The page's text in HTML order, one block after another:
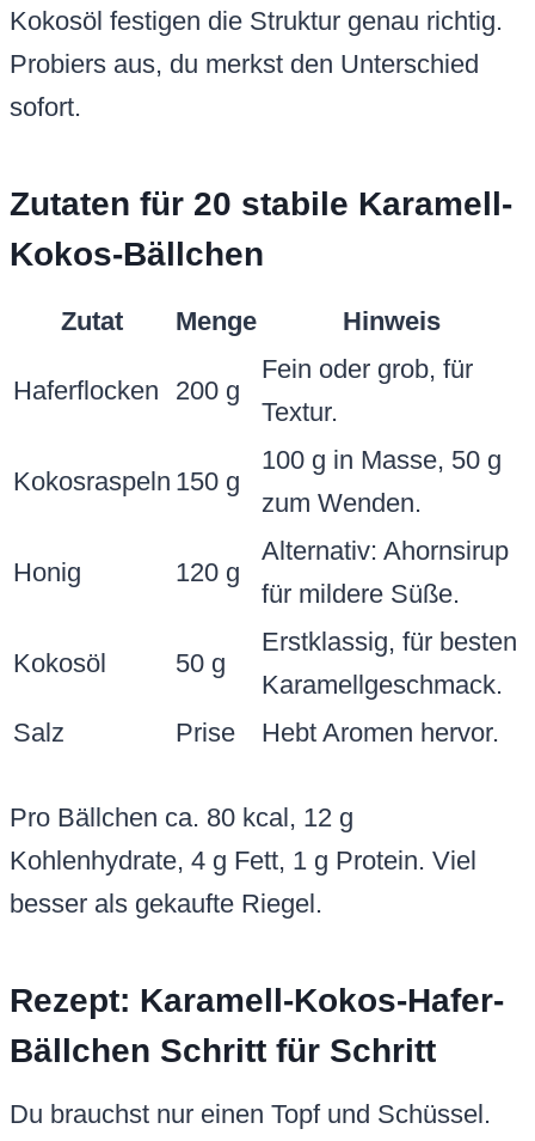
Kokosöl festigen die Struktur genau richtig.
Probiers aus, du merkst den Unterschied
sofort.
Zutaten für 20 stabile Karamell-
Kokos-Bällchen
Zutat Menge Hinweis
Haferflocken 200 g
Fein oder grob, für
Textur.
Kokosraspeln 150 g
100 g in Masse, 50 g
zum Wenden.
Honig 120 g
Alternativ: Ahornsirup
für mildere Süße.
Kokosöl 50 g
Erstklassig, für besten
Karamellgeschmack.
Salz
Prise Hebt Aromen hervor.
Pro Bällchen ca. 80 kcal, 12 g
Kohlenhydrate, 4 g Fett, 1 g Protein. Viel
besser als gekaufte Riegel.
Rezept: Karamell-Kokos-Hafer-
Bällchen Schritt für Schritt
Du brauchst nur einen Topf und Schüssel.